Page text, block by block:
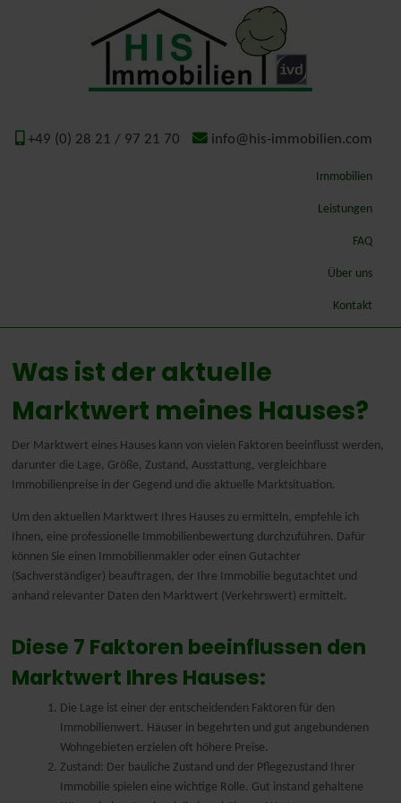
+49 (0) 28 21 / 97 21 70 info@his-immobilien.com
Immobilien
Leistungen
Energieausweis
Nederlands
FAQ
Über uns
Kontakt
Was ist der aktuelle
Marktwert meines Hauses?
Der Marktwert eines Hauses kann von vielen Faktoren beeinflusst werden,
darunter die Lage, Größe, Zustand, Ausstattung, vergleichbare
Immobilienpreise in der Gegend und die aktuelle Marktsituation.
Um den aktuellen Marktwert Ihres Hauses zu ermitteln, empfehle ich
Ihnen, eine professionelle Immobilienbewertung durchzuführen. Dafür
können Sie einen Immobilienmakler oder einen Gutachter
(Sachverständiger) beauftragen, der Ihre Immobilie begutachtet und
anhand relevanter Daten den Marktwert (Verkehrswert) ermittelt.
Diese 7 Faktoren beeinflussen den
Marktwert Ihres Hauses:
Die Lage ist einer der entscheidenden Faktoren für den
Immobilienwert. Häuser in begehrten und gut angebundenen
Wohngebieten erzielen oft höhere Preise.
Zustand: Der bauliche Zustand und der Pflegezustand Ihrer
Immobilie spielen eine wichtige Rolle. Gut instand gehaltene